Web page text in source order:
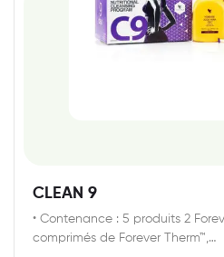
CLEAN 9
• Contenance : 5 produits 2
comprimés de Forever Therm™,…